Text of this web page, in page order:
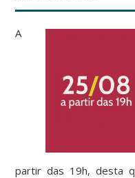
A
partir das 19h, desta